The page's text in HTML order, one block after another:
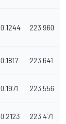
0.1244 223.960
0.1817 223.641
0.1971 223.556
0.2123 223.471